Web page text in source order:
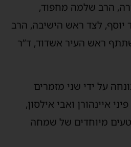
הרב שלמה מחפוד,
יוסף, לצד ראש הישיבה, הרב
ראש העיר אשדוד, ד”ר
על ידי שני מזמרים
איינהורן ואבי אילסון,
מיוחדים של שמחה